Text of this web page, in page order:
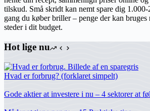
tilskud. Små skridt kan nemt spare dig
gang du køber briller – penge der kan bruges
steder i dit budget.
Hot lige nu
Hvad er forbrug? (forklaret simpelt)
Gode aktier at investere i nu – 4 sektorer at